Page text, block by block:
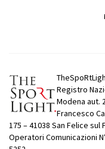
Registro
Modena aut.
Francesco
175 – 41038 San Felice
Operatori Comunicazioni